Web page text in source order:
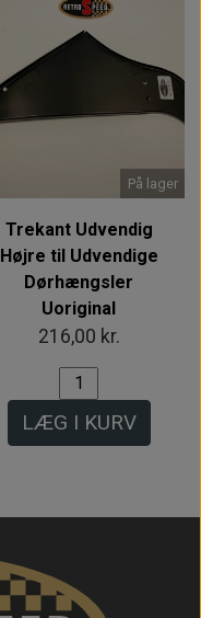
På lager
Trekant Udvendig
Højre til Udvendige
Dørhængsler
Uoriginal
216,00 kr.
LÆG I KURV